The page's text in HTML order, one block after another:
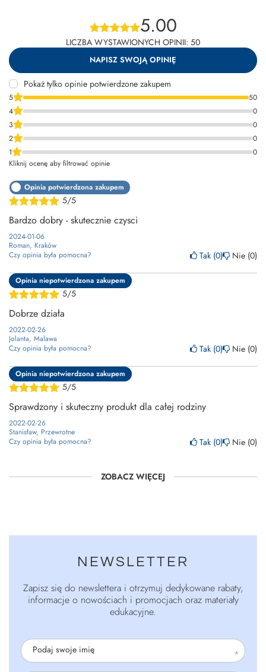
5.00
LICZBA WYSTAWIONYCH OPINII: 50
NAPISZ SWOJĄ OPINIĘ
Pokaż tylko opinie potwierdzone zakupem
5
50
4
0
3
0
2
0
1
0
Kliknij ocenę aby filtrować opinie
5/5
Opinia potwierdzona zakupem
Bardzo dobry - skutecznie czysci
2024-01-06
Roman, Kraków
Czy opinia była pomocna?
Tak 0 Nie 0
5/5
Opinia niepotwierdzona zakupem
Dobrze działa
2022-02-26
Jolanta, Malawa
Czy opinia była pomocna?
Tak 0 Nie 0
5/5
Opinia niepotwierdzona zakupem
Sprawdzony i skuteczny produkt dla całej rodziny
2022-02-26
Stanisław, Przewrotne
Czy opinia była pomocna?
Tak 0 Nie 0
ZOBACZ WIĘCEJ
NEWSLETTER
Zapisz się do newslettera i otrzymuj dedykowane rabaty,
informacje o nowościach i promocjach oraz materiały
edukacyjne.
Podaj swoje imię